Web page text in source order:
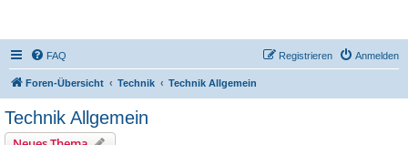
FAQ Anmelden
Registrieren
Foren-Übersicht Technik Technik Allgemein
Technik Allgemein